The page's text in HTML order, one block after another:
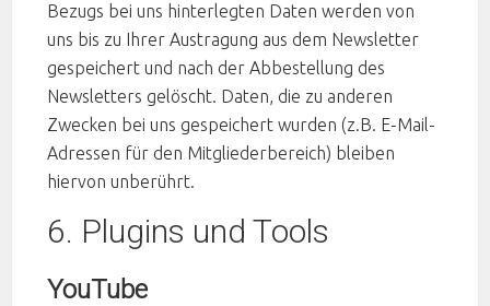
Bezugs bei uns hinterlegten Daten werden von
uns bis zu Ihrer Austragung aus dem Newsletter
gespeichert und nach der Abbestellung des
Newsletters gelöscht. Daten, die zu anderen
Zwecken bei uns gespeichert wurden (z.B. E-Mail-
Adressen für den Mitgliederbereich) bleiben
hiervon unberührt.
6. Plugins und Tools
YouTube